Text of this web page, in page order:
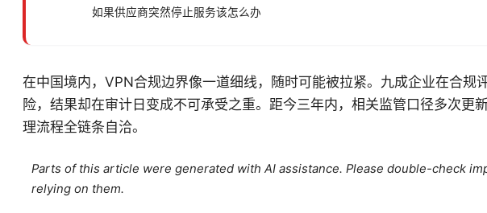
如果供应商突然停止服务该怎么办
在中国境内，VPN合规边界像一道细线，随时可能被拉紧。九成企业在合规
险，结果却在审计日变成不可承受之重。距今三年内，相关监管口径多次更
理流程全链条自洽。
Parts of this article were generated with AI assistance. Please double-check
relying on them.